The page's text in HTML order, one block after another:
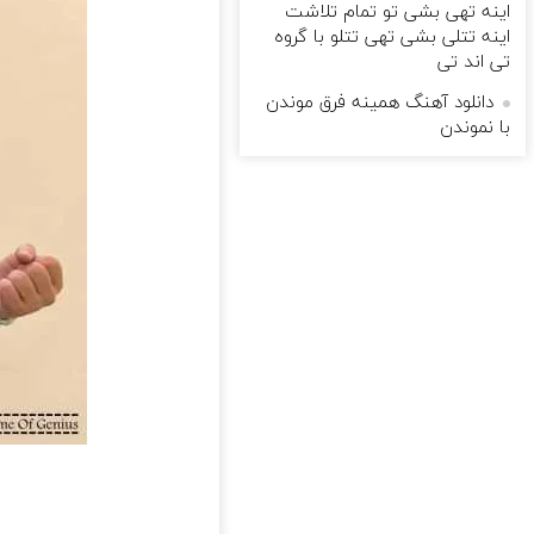
اینه تهی بشی تو تمام تلاشت
اینه تتلی بشی تهی تتلو با گروه
تی اند تی
دانلود آهنگ همینه فرق موندن
با نموندن